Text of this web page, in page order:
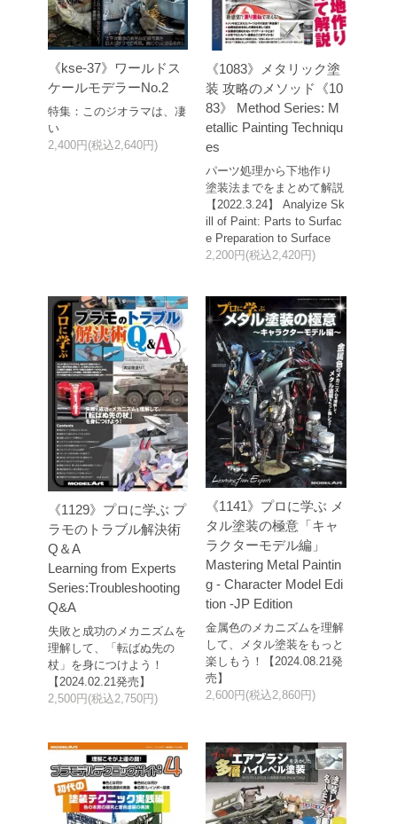
《kse-37》ワールドス
ケールモデラーNo.2
特集：このジオラマは、凄
い
2,400円(税込2,640円)
《1083》メタリック塗
装 攻略のメソッド《10
83》 Method Series: M
etallic Painting Techniqu
es
パーツ処理から下地作り
塗装法までをまとめて解説
【2022.3.24】 Analyize Sk
ill of Paint: Parts to Surfac
e Preparation to Surface
2,200円(税込2,420円)
《1129》プロに学ぶ プ
ラモのトラブル解決術
Q＆A
Learning from Experts
Series:Troubleshooting
Q&A
失敗と成功のメカニズムを
理解して、「転ばぬ先の
杖」を身につけよう！
【2024.02.21発売】
2,500円(税込2,750円)
《1141》プロに学ぶ メ
タル塗装の極意「キャ
ラクターモデル編」
Mastering Metal Paintin
g - Character Model Edi
tion -JP Edition
金属色のメカニズムを理解
して、メタル塗装をもっと
楽しもう！【2024.08.21発
売】
2,600円(税込2,860円)